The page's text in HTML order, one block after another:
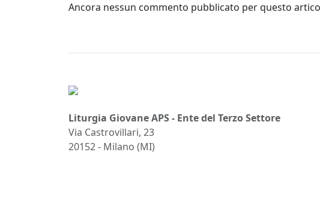
Ancora nessun commento pubblicato per questo
Liturgia Giovane APS - Ente del Terzo Settore
Via Castrovillari, 23
20152 - Milano (MI)